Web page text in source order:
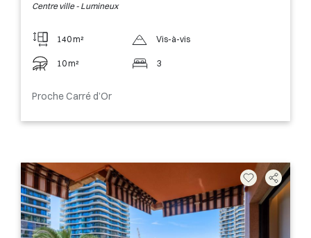
Centre ville - Lumineux
140 m²
10 m²
Vis-à-vis
3
Proche Carré d’Or